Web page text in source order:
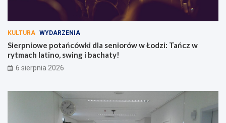
KULTURA WYDARZENIA
Sierpniowe potańcówki dla seniorów w Łodzi: Tańcz w
rytmach latino, swing i bachaty!
6 sierpnia 2026